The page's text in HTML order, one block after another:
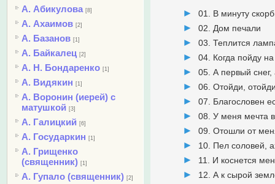
А. Абикулова [8]
А. Ахаимов [2]
А. Базанов [1]
А. Байкалец [2]
А. Н. Бондаренко [1]
А. Видякин [1]
А. Воронин (иерей) с
матушкой [3]
А. Галицкий [6]
А. Государкин [1]
А. Грищенко
(священник) [1]
А. Гупало (священник) [2]
01. В минуту
02. Дом печали
03. Теплится
04. Когда пойду
05. А первый снег,
06. Отойди,
07. Благословен
08. У меня мечта
09. Отошли от
10. Пел соловей,
11. И коснется
12. А к сырой